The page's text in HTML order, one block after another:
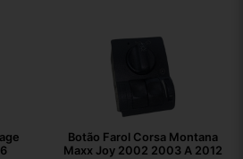
Botão Farol Corsa Montana
Maxx Joy 2002 2003 A 2012